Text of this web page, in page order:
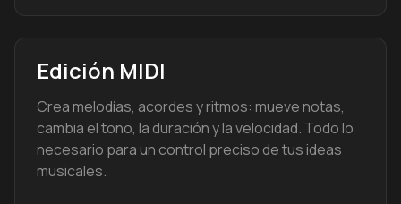
Edición MIDI
Crea melodías, acordes y ritmos: mueve notas,
cambia el tono, la duración y la velocidad. Todo lo
necesario para un control preciso de tus ideas
musicales.